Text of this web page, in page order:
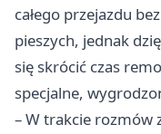
całego przejazdu
pieszych, jednak
się skrócić czas
specjalne,
– W trakcie rozmów